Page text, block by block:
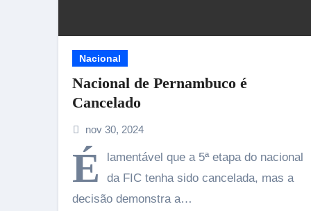
Nacional
Nacional de Pernambuco é
Cancelado
nov 30, 2024
É
lamentável que a 5ª etapa do nacional
da FIC tenha sido cancelada, mas a
decisão demonstra a…